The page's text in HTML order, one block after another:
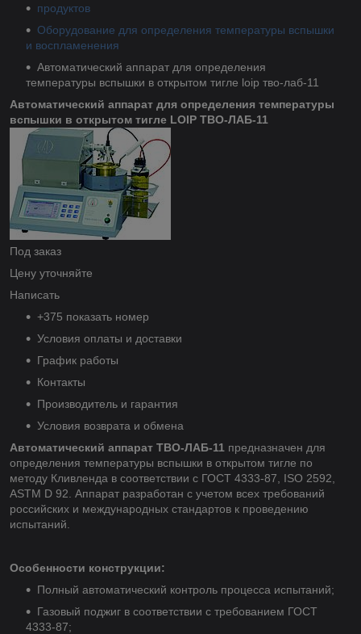
продуктов
Оборудование для определения температуры вспышки
и воспламенения
Автоматический аппарат для определения
температуры вспышки в открытом тигле loip тво-лаб-11
Автоматический аппарат для определения температуры
вспышки в открытом тигле LOIP ТВО-ЛАБ-11
Под заказ
Цену уточняйте
Написать
+375 показать номер
Условия оплаты и доставки
График работы
Контакты
Производитель и гарантия
Условия возврата и обмена
Автоматический аппарат ТВО-ЛАБ-11 предназначен для
определения температуры вспышки в открытом тигле по
методу Кливленда в соответствии с ГОСТ 4333-87, ISO 2592,
ASTM D 92. Аппарат разработан с учетом всех требований
российских и международных стандартов к проведению
испытаний.
Особенности конструкции:
Полный автоматический контроль процесса испытаний;
Газовый поджиг в соответствии с требованием ГОСТ
4333-87;